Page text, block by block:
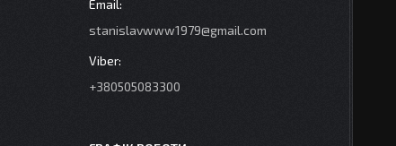
stanislavwww1979@gmail.com
+380505083300